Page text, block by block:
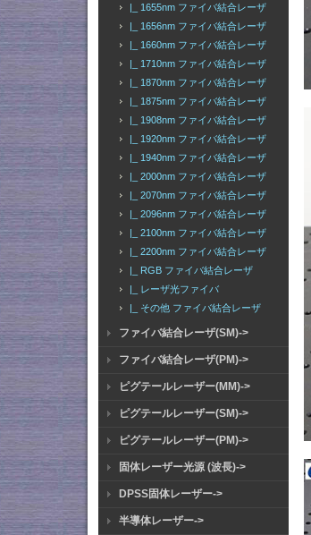
|_ 1655nm ファイバ結合レーザ
|_ 1656nm ファイバ結合レーザ
|_ 1660nm ファイバ結合レーザ
|_ 1710nm ファイバ結合レーザ
|_ 1870nm ファイバ結合レーザ
|_ 1875nm ファイバ結合レーザ
|_ 1908nm ファイバ結合レーザ
|_ 1920nm ファイバ結合レーザ
|_ 1940nm ファイバ結合レーザ
|_ 2000nm ファイバ結合レーザ
|_ 2070nm ファイバ結合レーザ
|_ 2096nm ファイバ結合レーザ
|_ 2100nm ファイバ結合レーザ
|_ 2200nm ファイバ結合レーザ
|_ RGB ファイバ結合レーザ
|_ レーザ光ファイバ
|_ その他 ファイバ結合レーザ
ファイバ結合レーザ(SM)->
ファイバ結合レーザ(PM)->
ピグテールレーザー(MM)->
ピグテールレーザー(SM)->
ピグテールレーザー(PM)->
固体レーザー光源 (波長)->
DPSS固体レーザー->
半導体レーザー->